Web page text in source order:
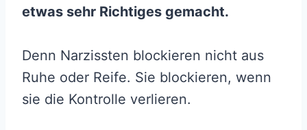
etwas sehr Richtiges gemacht.
Denn Narzissten blockieren nicht aus
Ruhe oder Reife. Sie blockieren, wenn
sie die Kontrolle verlieren.